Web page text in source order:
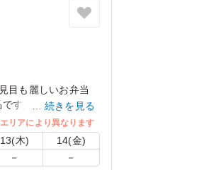
目も麗しいお弁当
す。
がりいただけま
を使用しない場合
続きを見る
リアにより異なります
13(木) 14(金)
－ －